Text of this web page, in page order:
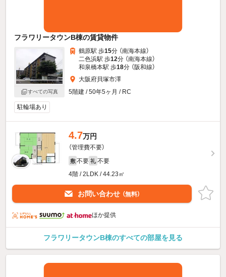
フラワリータウンB棟の賃貸物件
すべての写真
鶴原駅 歩15分 （南海本線）
二色浜駅 歩12分 （南海本線）
和泉橋本駅 歩18分 （阪和線）
大阪府貝塚市澤
5階建 / 50年5ヶ月 / RC
駐輪場あり
4.7万円
（管理費不要）
敷 不要 礼 不要
4階 / 2LDK / 44.23㎡
お問い合わせ （無料）
ほか提供
フラワリータウンB棟のすべての部屋を見る